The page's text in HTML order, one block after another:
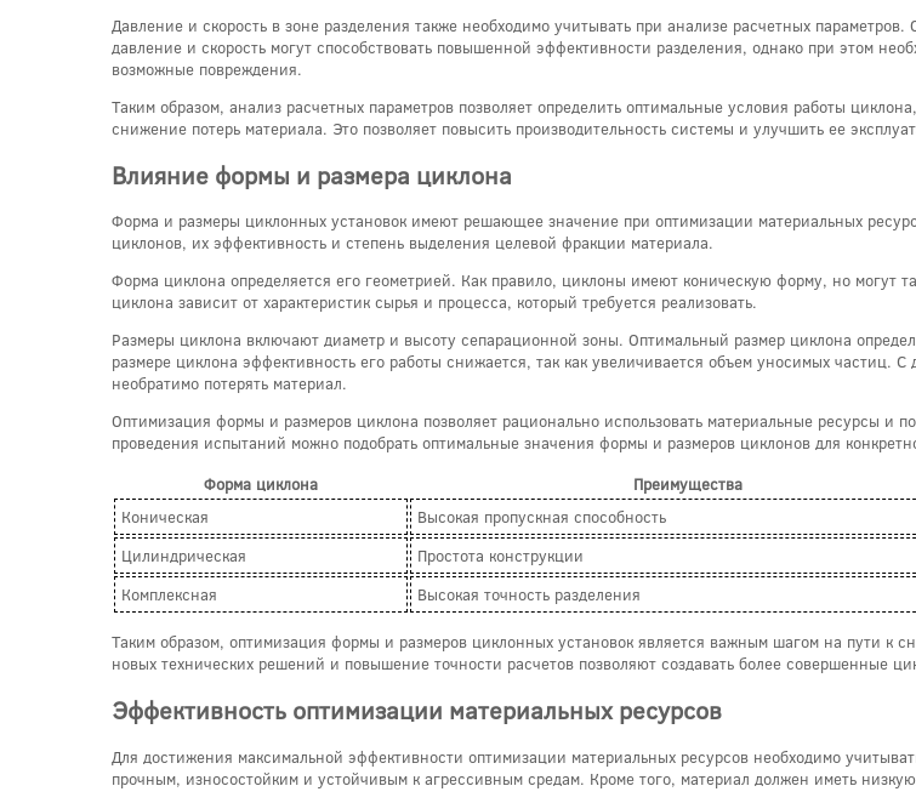
Давление и скорость в зоне разделения также необходимо учитывать при анализе расчетных
давление и скорость могут способствовать повышенной эффективности разделения, однако при этом
возможные повреждения.
Таким образом, анализ расчетных параметров позволяет определить оптимальные условия работы
снижение потерь материала. Это позволяет повысить производительность системы и улучшить ее
Влияние формы и размера циклона
Форма и размеры циклонных установок имеют решающее значение при оптимизации материальных
циклонов, их эффективность и степень выделения целевой фракции материала.
Форма циклона определяется его геометрией. Как правило, циклоны имеют коническую форму, но
циклона зависит от характеристик сырья и процесса, который требуется реализовать.
Размеры циклона включают диаметр и высоту сепарационной зоны. Оптимальный размер циклона
размере циклона эффективность его работы снижается, так как увеличивается объем уносимых частиц.
необратимо потерять материал.
Оптимизация формы и размеров циклона позволяет рационально использовать материальные ресурсы и
проведения испытаний можно подобрать оптимальные значения формы и размеров циклонов для
Форма циклона
Преимущества
Коническая
Высокая пропускная способность
Цилиндрическая
Простота конструкции
Комплексная
Высокая точность разделения
Таким образом, оптимизация формы и размеров циклонных установок является важным шагом на пути к
новых технических решений и повышение точности расчетов позволяют создавать более совершенные
Эффективность оптимизации материальных ресурсов
Для достижения максимальной эффективности оптимизации материальных ресурсов необходимо
прочным, износостойким и устойчивым к агрессивным средам. Кроме того, материал должен иметь